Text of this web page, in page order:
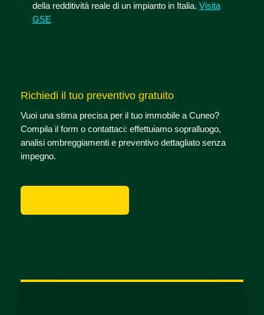
della redditività reale di un impianto in Italia. Visita
GSE
Richiedi il tuo preventivo gratuito
Vuoi una stima precisa per il tuo immobile a Cuneo?
Compila il form o contattaci: effettuiamo sopralluogo,
analisi ombreggiamenti e preventivo dettagliato senza
impegno.